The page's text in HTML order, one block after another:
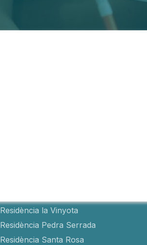
Residència la Vinyota
Residència Pedra Serrada
Residència Santa Rosa